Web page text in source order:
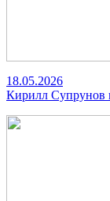
18.05.2026
Кирилл Супрунов